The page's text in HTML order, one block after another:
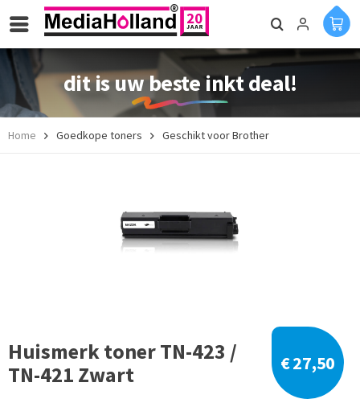
dit is uw beste inkt deal!
Home Goedkope toners Geschikt voor Brother
Huismerk toner TN-423 /
TN-421 Zwart
€ 27,50